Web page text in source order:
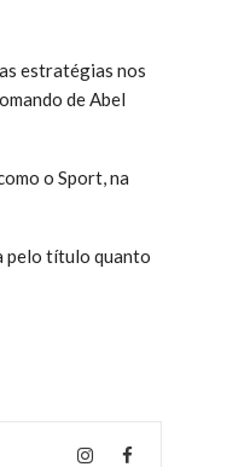
estratégias nos
de Abel
o Sport, na
pelo título quanto